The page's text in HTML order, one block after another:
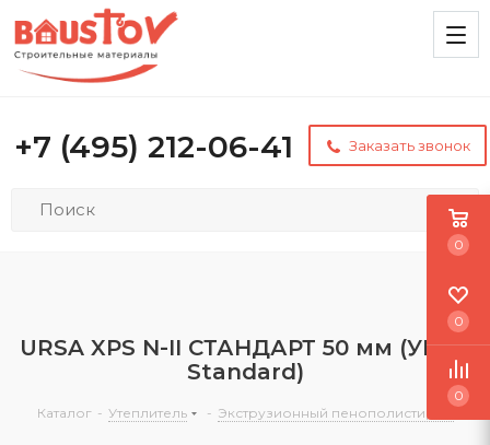
+7 (495) 212-06-41 Заказать звонок
URSA XPS N-II СТАНДАРТ 50 мм (УРСА
Standard)
Каталог - Утеплитель - Экструзионный пенополистирол
0
0
0